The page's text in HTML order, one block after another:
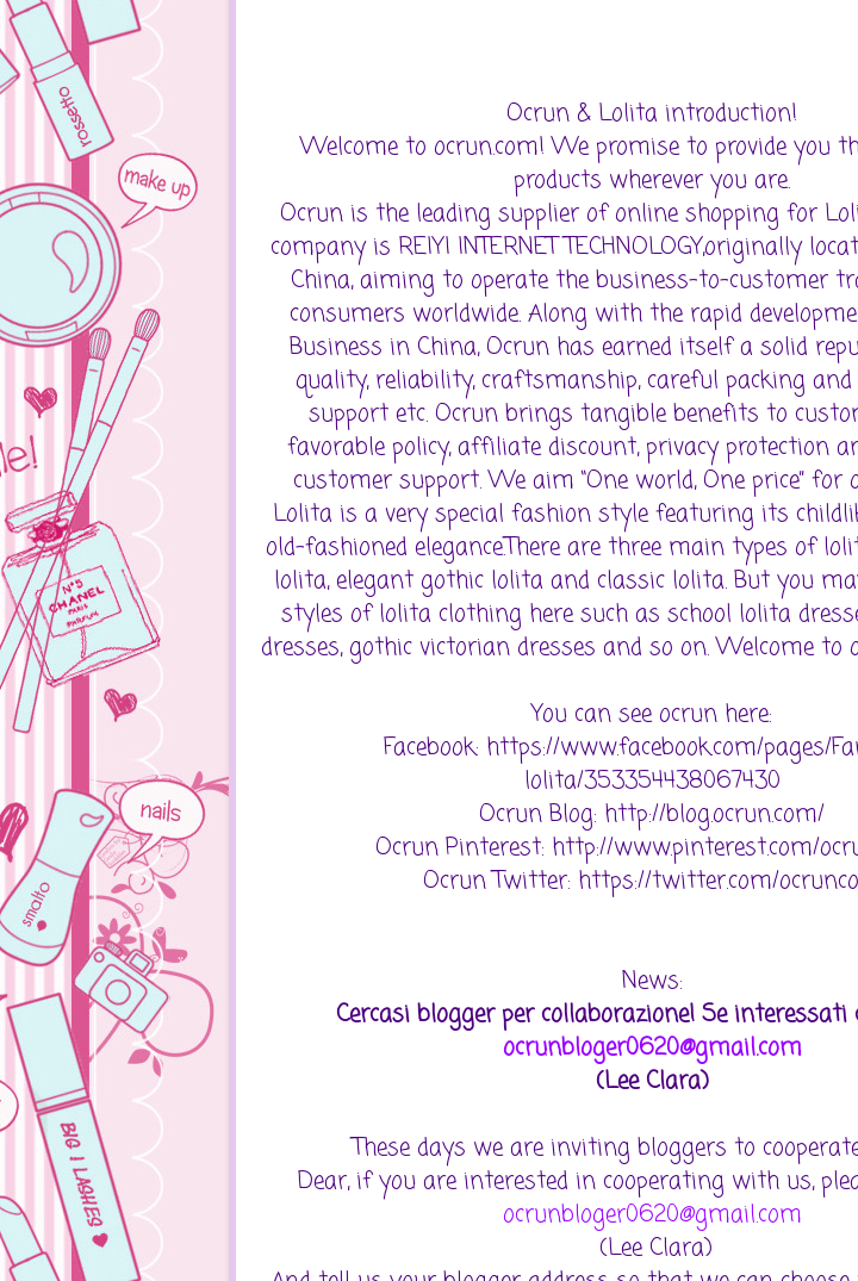
Ocrun & Lolita introduction!
Welcome to ocrun.com! We promise to provide you
products wherever you are.
Ocrun is the leading supplier of online shopping for
company is REIYI INTERNET TECHNOLOGY,originally
China, aiming to operate the business-to-customer
consumers worldwide. Along with the rapid
Business in China, Ocrun has earned itself a solid
quality, reliability, craftsmanship, careful packing
support etc. Ocrun brings tangible benefits to
favorable policy, affiliate discount, privacy protection
customer support. We aim “One world, One price” for
Lolita is a very special fashion style featuring its
old-fashioned elegance.There are three main types of
lolita, elegant gothic lolita and classic lolita. But you
styles of lolita clothing here such as school lolita
dresses, gothic victorian dresses and so on. Welcome to
You can see ocrun here:
Facebook: https://www.facebook.com/pages/
lolita/353354438067430
Ocrun Blog: http://blog.ocrun.com/
Ocrun Pinterest: http://www.pinterest.com/
Ocrun Twitter: https://twitter.com/
News:
Cercasi blogger per collaborazione! Se
ocrunbloger0620@gmail.com
(Lee Clara)
These days we are inviting bloggers to
Dear, if you are interested in cooperating with us,
ocrunbloger0620@gmail.com
(Lee Clara)